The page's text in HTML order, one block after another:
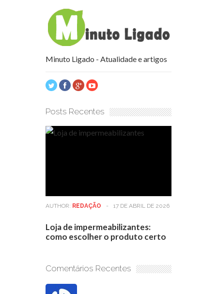
Minuto Ligado - Atualidade e artigos
Posts Recentes
AUTHOR: REDAÇÃO - 17 DE ABRIL DE 2026
Loja de impermeabilizantes:
como escolher o produto certo
Comentários Recentes